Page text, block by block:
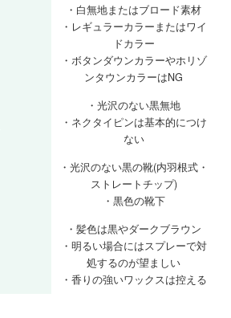
・白無地またはブロード素材
・レギュラーカラーまたはワイ
ドカラー
・ボタンダウンカラーやホリゾ
ンタウンカラーはNG
・光沢のない黒無地
・ネクタイピンは基本的につけ
ない
・光沢のない黒の靴(内羽根式・
ストレートチップ)
・黒色の靴下
・髪色は黒やダークブラウン
・明るい場合にはスプレーで対
処するのが望ましい
・香りの強いワックスは控える